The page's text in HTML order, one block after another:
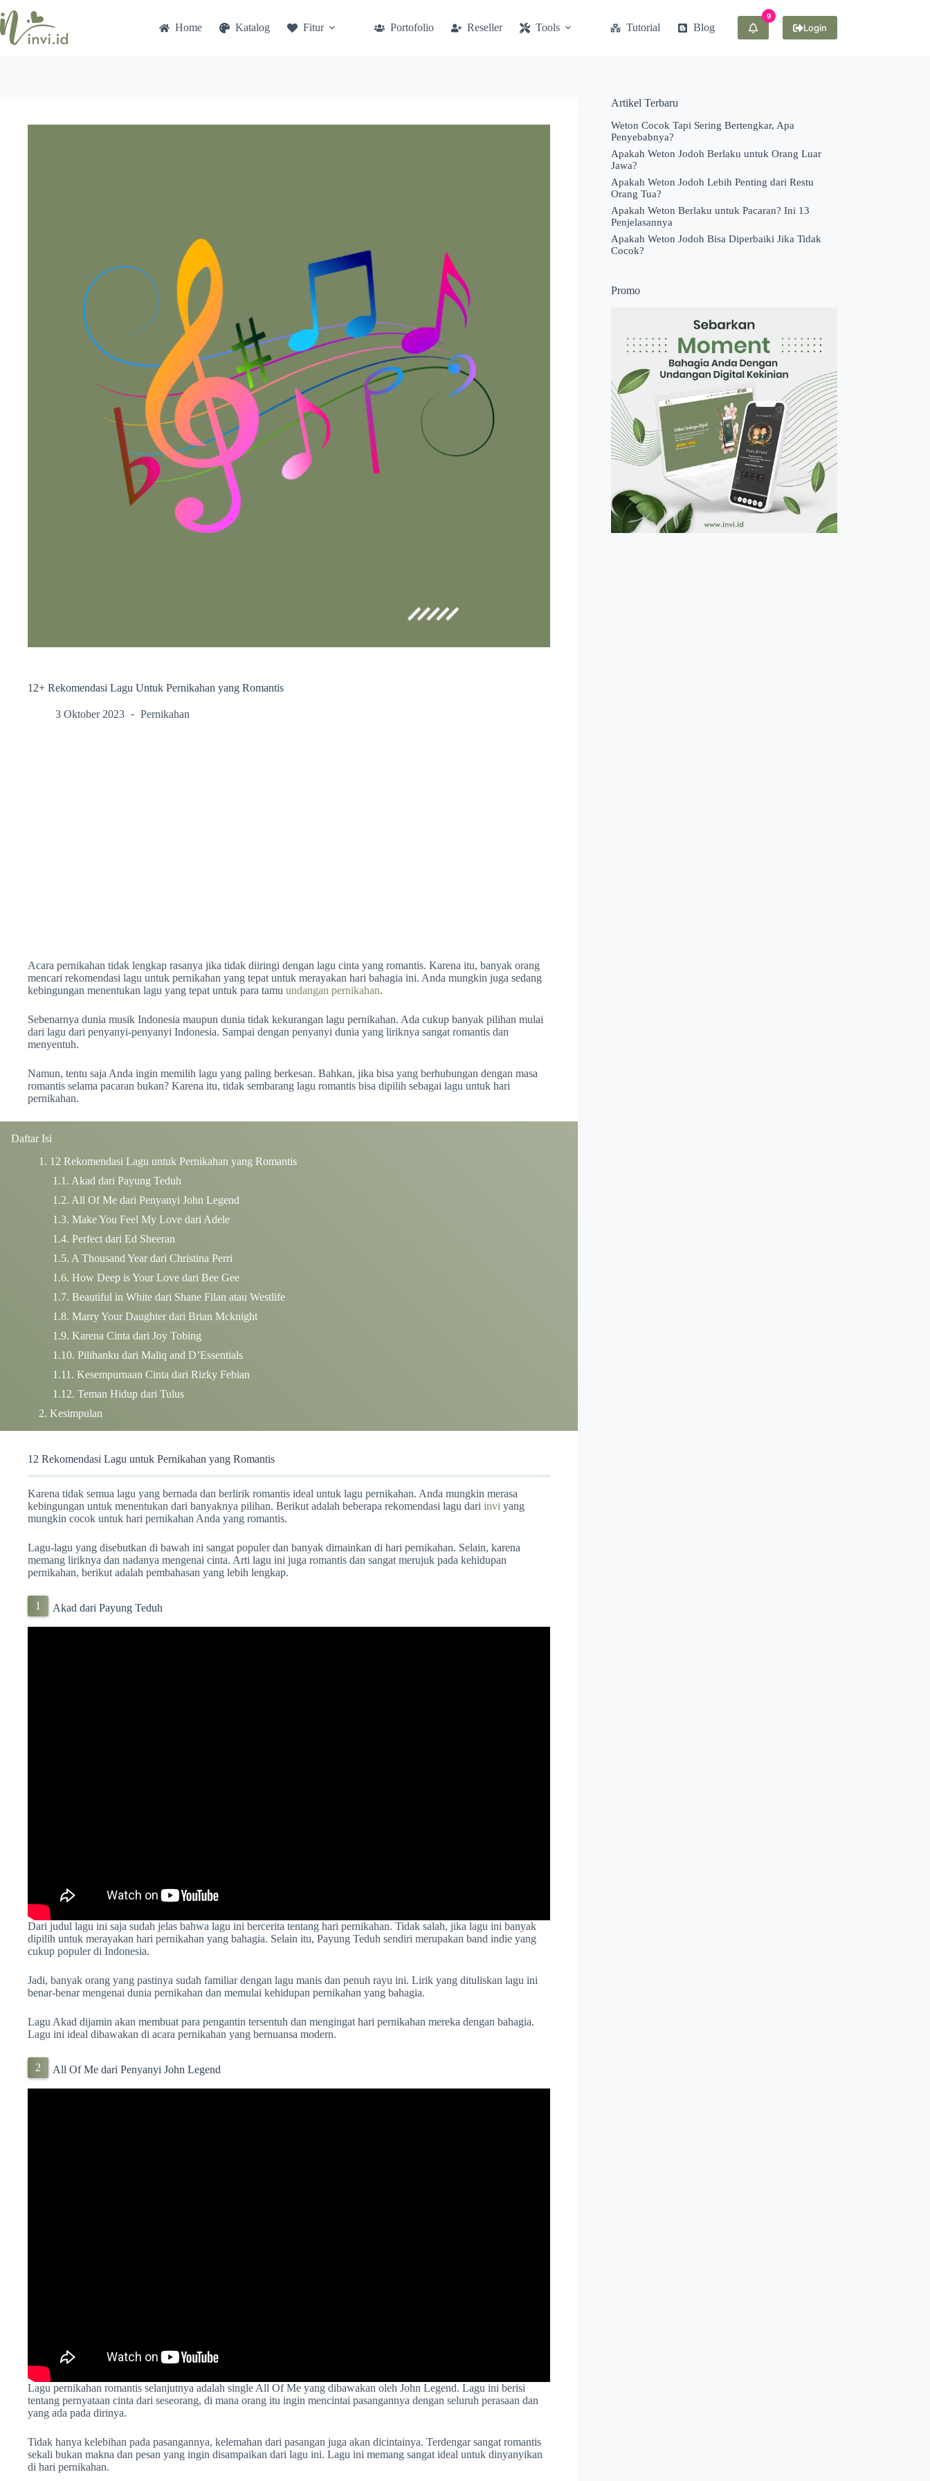
to
content
Home Katalog Fitur Portofolio Reseller Tools Tutorial Blog Login
12+ Rekomendasi Lagu Untuk Pernikahan yang Romantis
3 Oktober 2023 Pernikahan
Acara pernikahan tidak lengkap rasanya jika tidak diiringi dengan lagu cinta yang romantis. Karena itu, banyak orang
mencari rekomendasi lagu untuk pernikahan yang tepat untuk merayakan hari bahagia ini. Anda mungkin juga sedang
kebingungan menentukan lagu yang tepat untuk para tamu undangan pernikahan.
Sebenarnya dunia musik Indonesia maupun dunia tidak kekurangan lagu pernikahan. Ada cukup banyak pilihan mulai
dari lagu dari penyanyi-penyanyi Indonesia. Sampai dengan penyanyi dunia yang liriknya sangat romantis dan
menyentuh.
Namun, tentu saja Anda ingin memilih lagu yang paling berkesan. Bahkan, jika bisa yang berhubungan dengan masa
romantis selama pacaran bukan? Karena itu, tidak sembarang lagu romantis bisa dipilih sebagai lagu untuk hari
pernikahan.
Daftar Isi
12 Rekomendasi Lagu untuk Pernikahan yang Romantis
Akad dari Payung Teduh
All Of Me dari Penyanyi John Legend
Make You Feel My Love dari Adele
Perfect dari Ed Sheeran
A Thousand Year dari Christina Perri
How Deep is Your Love dari Bee Gee
Beautiful in White dari Shane Filan atau Westlife
Marry Your Daughter dari Brian Mcknight
Karena Cinta dari Joy Tobing
Pilihanku dari Maliq and D’Essentials
Kesempurnaan Cinta dari Rizky Febian
Teman Hidup dari Tulus
Kesimpulan
12 Rekomendasi Lagu untuk Pernikahan yang Romantis
Karena tidak semua lagu yang bernada dan berlirik romantis ideal untuk lagu pernikahan. Anda mungkin merasa
kebingungan untuk menentukan dari banyaknya pilihan. Berikut adalah beberapa rekomendasi lagu dari invi yang
mungkin cocok untuk hari pernikahan Anda yang romantis.
Lagu-lagu yang disebutkan di bawah ini sangat populer dan banyak dimainkan di hari pernikahan. Selain, karena
memang liriknya dan nadanya mengenai cinta. Arti lagu ini juga romantis dan sangat merujuk pada kehidupan
pernikahan, berikut adalah pembahasan yang lebih lengkap.
Akad dari Payung Teduh
Dari judul lagu ini saja sudah jelas bahwa lagu ini bercerita tentang hari pernikahan. Tidak salah, jika lagu ini banyak
dipilih untuk merayakan hari pernikahan yang bahagia. Selain itu, Payung Teduh sendiri merupakan band indie yang
cukup populer di Indonesia.
Jadi, banyak orang yang pastinya sudah familiar dengan lagu manis dan penuh rayu ini. Lirik yang dituliskan lagu ini
benar-benar mengenai dunia pernikahan dan memulai kehidupan pernikahan yang bahagia.
Lagu Akad dijamin akan membuat para pengantin tersentuh dan mengingat hari pernikahan mereka dengan bahagia.
Lagu ini ideal dibawakan di acara pernikahan yang bernuansa modern.
All Of Me dari Penyanyi John Legend
Lagu pernikahan romantis selanjutnya adalah single All Of Me yang dibawakan oleh John Legend. Lagu ini berisi
tentang pernyataan cinta dari seseorang, di mana orang itu ingin mencintai pasangannya dengan seluruh perasaan dan
yang ada pada dirinya.
Tidak hanya kelebihan pada pasangannya, kelemahan dari pasangan juga akan dicintainya. Terdengar sangat romantis
sekali bukan makna dan pesan yang ingin disampaikan dari lagu ini. Lagu ini memang sangat ideal untuk dinyanyikan
di hari pernikahan.
Artikel Terbaru
Weton Cocok Tapi Sering Bertengkar, Apa
Penyebabnya?
Apakah Weton Jodoh Berlaku untuk Orang Luar
Jawa?
Apakah Weton Jodoh Lebih Penting dari Restu
Orang Tua?
Apakah Weton Berlaku untuk Pacaran? Ini 13
Penjelasannya
Apakah Weton Jodoh Bisa Diperbaiki Jika Tidak
Cocok?
Promo